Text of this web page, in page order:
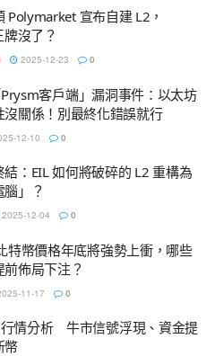
Polymarket 宣布自建 L2，
沒了？
2025-12-23 0
客戶端」漏洞事件：以太坊
關係！別最終化錯誤就行
12-10 0
：EIL 如何將破碎的 L2 重構為
」？
2025-12-04 0
特幣價格年底將強勢上衝，哪些
佈局下注？
11-17 0
情分析 牛市信號浮現、資金提
幣